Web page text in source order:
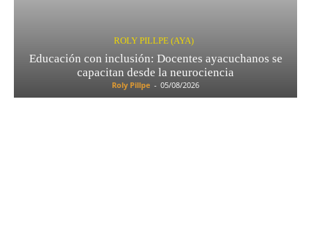
ROLY PILLPE (AYA)
Educación con inclusión: Docentes ayacuchanos se
capacitan desde la neurociencia
Roly Pillpe - 05/08/2026